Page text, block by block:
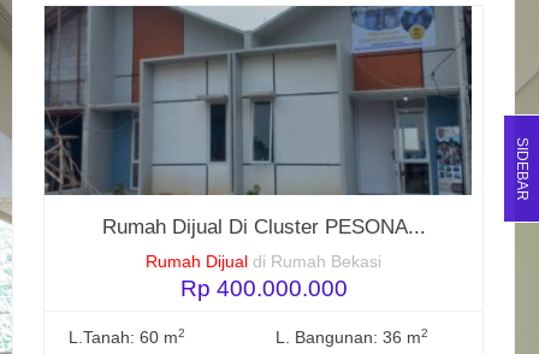
Rumah Dijual Di Cluster PESONA...
Rumah Dijual di Rumah Bekasi
Rp 400.000.000
L.Tanah: 60 m2 L. Bangunan: 36 m2
SIDEBAR